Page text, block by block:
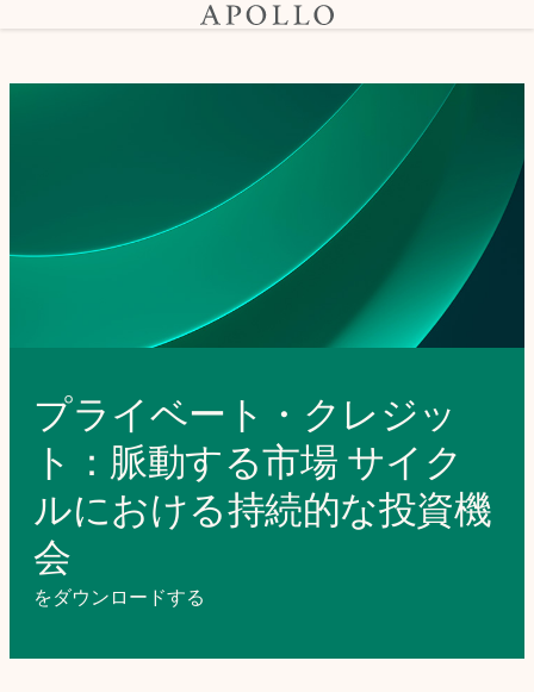
プライベート・クレジッ
ト：脈動する市場 サイク
ルにおける持続的な投資機
会
をダウンロードする